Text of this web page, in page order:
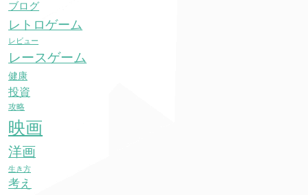
ブログ
レトロゲーム
レビュー
レースゲーム
健康
投資
攻略
映画
洋画
生き方
考え